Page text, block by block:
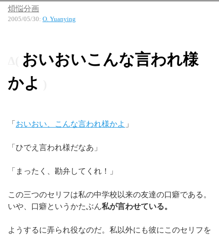
煩悩分画
2005/05/30: O. Yuanying
おいおいこんな言われ様
かよ
「 おいおい、こんな言われ様かよ 」
「ひでえ言われ様だなあ」
「まったく、勘弁してくれ！」
この三つのセリフは私の中学校以来の友達の口癖である。
いや、口癖というかたぶん私が言わせている。
ようするに弄られ役なのだ。私以外にも彼にこのセリフを